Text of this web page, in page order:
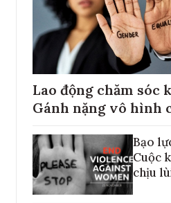
Lao động chăm sóc
Gánh nặng vô hình
Bạo
Cuộc
chịu